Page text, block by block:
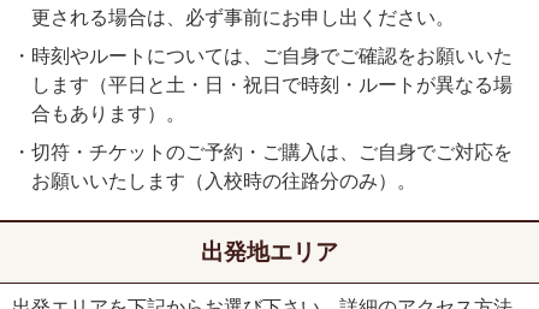
更される場合は、必ず事前にお申し出ください。
・時刻やルートについては、ご自身でご確認をお願いいた
します（平日と土・日・祝日で時刻・ルートが異なる場
合もあります）。
・切符・チケットのご予約・ご購入は、ご自身でご対応を
お願いいたします（入校時の往路分のみ）。
出発地エリア